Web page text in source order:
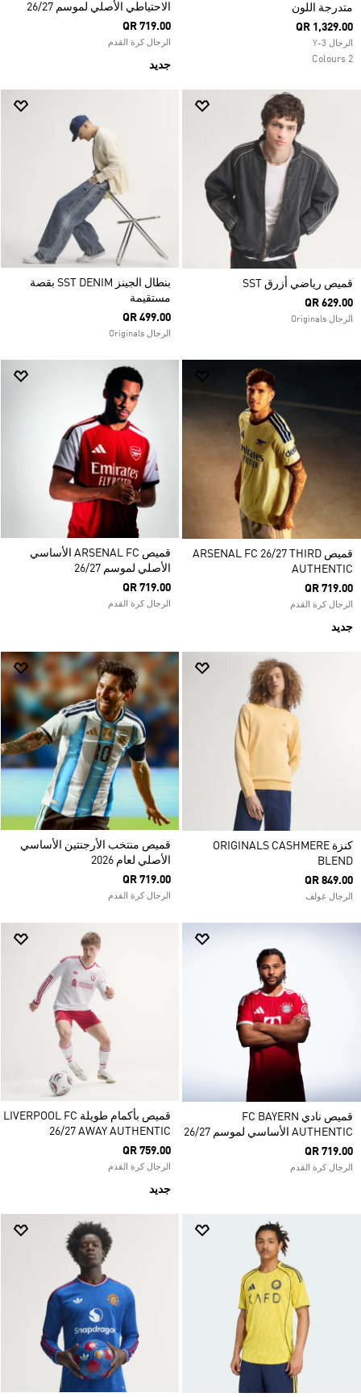
متدرجة اللون
QR 1,329.00
الرجال Y-3
2 Colours
الاحتياطي الأصلي لموسم 26/27
QR 719.00
الرجال كرة القدم
جديد
قميص رياضي أزرق SST
QR 629.00
الرجال Originals
بنطال الجينز SST DENIM بقصة
مستقيمة
QR 499.00
الرجال Originals
قميص ARSENAL FC 26/27 THIRD
AUTHENTIC
QR 719.00
الرجال كرة القدم
جديد
قميص ARSENAL FC الأساسي
الأصلي لموسم 26/27
QR 719.00
الرجال كرة القدم
كنزة ORIGINALS CASHMERE
BLEND
QR 849.00
الرجال غولف
قميص منتخب الأرجنتين الأساسي
الأصلي لعام 2026
QR 719.00
الرجال كرة القدم
قميص نادي FC BAYERN
AUTHENTIC الأساسي لموسم 26/27
QR 719.00
الرجال كرة القدم
قميص بأكمام طويلة LIVERPOOL FC
26/27 AWAY AUTHENTIC
QR 759.00
الرجال كرة القدم
جديد